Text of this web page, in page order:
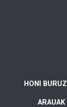
HONI BURUZ
ARAUAK